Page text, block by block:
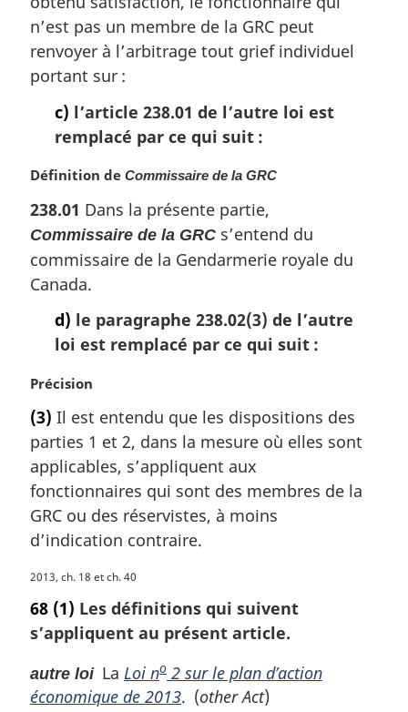
a
g
i
:
n’est pas un membre de la GRC peut
renvoyer à l’arbitrage tout grief individuel
portant sur :
c) l’article 238.01 de l’autre loi est
remplacé par ce qui suit :
N
t
e
m
a
r
a
e
:
Définition de Commissaire de la GRC
238.01 Dans la présente partie,
Commissaire de la GRC s’entend du
commissaire de la Gendarmerie royale du
Canada.
d) le paragraphe 238.02(3) de l’autre
loi est remplacé par ce qui suit :
N
t
e
m
a
r
g
i
a
l
:
Précision
(3) Il est entendu que les dispositions des
parties 1 et 2, dans la mesure où elles sont
applicables, s’appliquent aux
fonctionnaires qui sont des membres de la
GRC ou des réservistes, à moins
d’indication contraire.
N
o
t
e
a
r
2013, ch. 18 et ch. 40
68 (1) Les définitions qui suivent
s’appliquent au présent article.
autre loiLa Loi no 2 sur le plan d’action
économique de 2013. (other Act)